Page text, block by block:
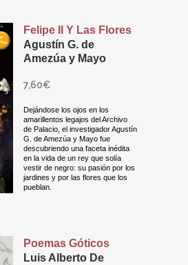
Felipe II Y Las Flores
Agustín G. de
Amezúa y Mayo
7,60€
Dejándose los ojos en los
amarillentos legajos del Archivo
de Palacio, el investigador Agustín
G. de Amezúa y Mayo fue
descubriendo una faceta inédita
en la vida de un rey que solía
vestir de negro: su pasión por los
jardines y por las flores que los
pueblan.
Poemas Góticos
Luis Alberto De